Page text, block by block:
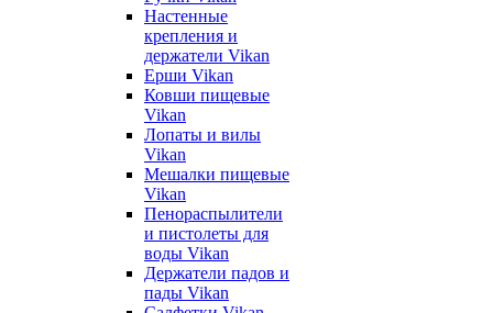
Настенные
крепления и
держатели Vikan
Ерши Vikan
Ковши пищевые
Vikan
Лопаты и вилы
Vikan
Мешалки пищевые
Vikan
Пенораспылители
и пистолеты для
воды Vikan
Держатели падов и
пады Vikan